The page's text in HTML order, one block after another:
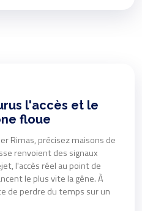
l'accès et le
floue
Rimas, précisez maisons de
renvoient des signaux
l'accès réel au point de
le plus vite la gêne. À
de perdre du temps sur un